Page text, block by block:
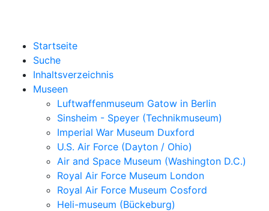
Startseite
Suche
Inhaltsverzeichnis
Museen
Luftwaffenmuseum Gatow in Berlin
Sinsheim - Speyer (Technikmuseum)
Imperial War Museum Duxford
U.S. Air Force (Dayton / Ohio)
Air and Space Museum (Washington D.C.)
Royal Air Force Museum London
Royal Air Force Museum Cosford
Heli-museum (Bückeburg)